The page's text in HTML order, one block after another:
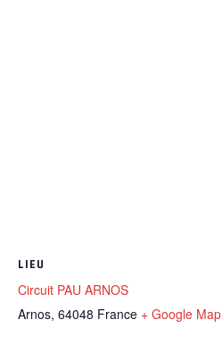
LIEU
Circuit PAU ARNOS
Arnos, 64048 France + Google Map